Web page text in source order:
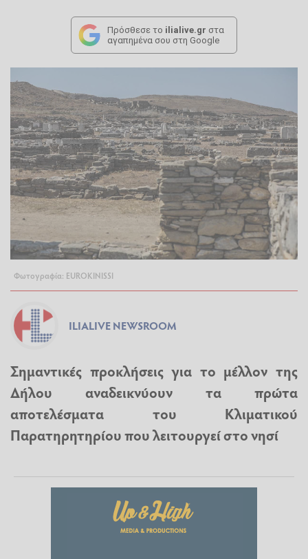
Πρόσθεσε το ilialive.gr στα
αγαπημένα σου στη Google
Φωτογραφία: EUROKINISSI
ILIALIVE NEWSROOM
Σημαντικές προκλήσεις για το μέλλον της
Δήλου αναδεικνύουν τα πρώτα
αποτελέσματα του Κλιματικού
Παρατηρητηρίου που λειτουργεί στο νησί